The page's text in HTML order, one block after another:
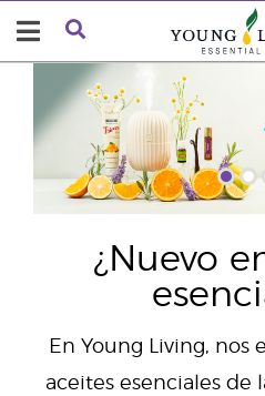
¿Nuevo
En Young Living, nos
aceites esenciales de